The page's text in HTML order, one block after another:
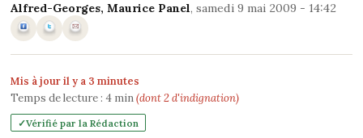
Alfred-Georges, Maurice Panel, samedi 9 mai 2009 - 14:42
Mis à jour il y a 3 minutes
Temps de lecture : 4min(dont 2 d'indignation)
Vérifié par la Rédaction